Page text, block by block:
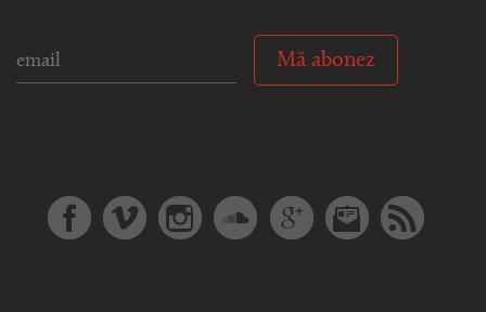
Mă abonez